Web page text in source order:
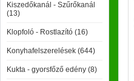
Kiszedőkanál - Szűrőkanál
(13)
Klopfoló - Rostlazító (16)
Konyhafelszerelések (644)
Kukta - gyorsfőző edény (8)